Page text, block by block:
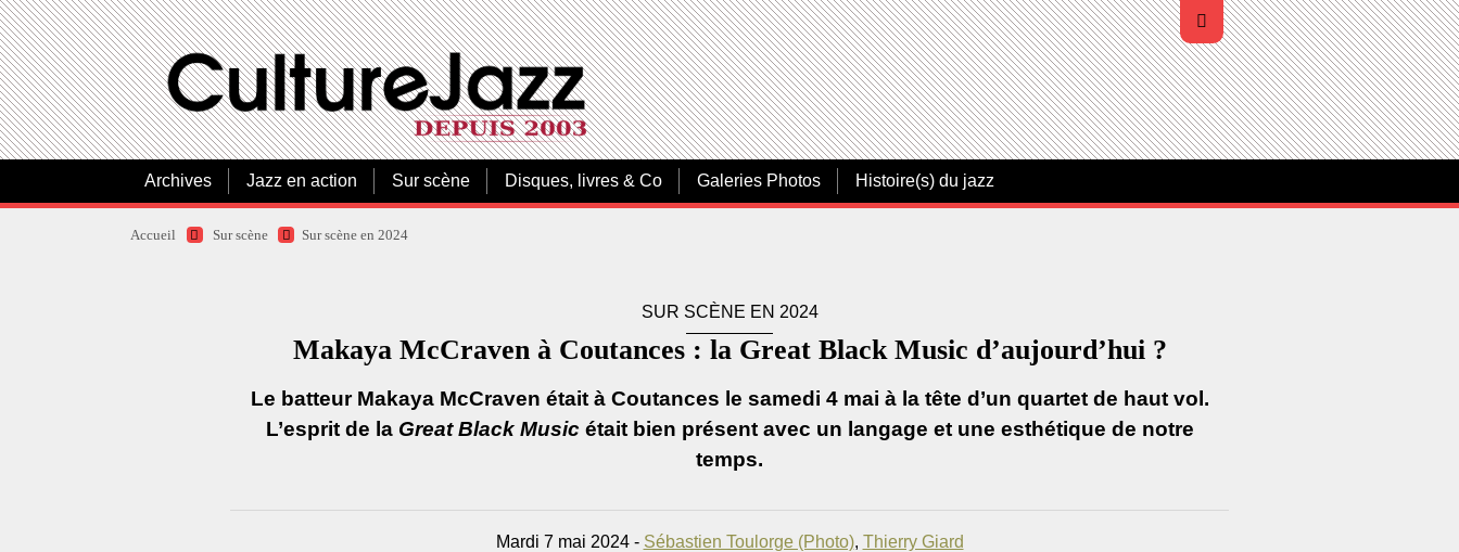
Archives Jazz en action Sur scène Disques, livres & Co Galeries Photos Histoire(s) du jazz
Accueil Sur scène Sur scène en 2024
SUR SCÈNE EN 2024
Makaya McCraven à Coutances : la Great Black Music d’aujourd’hui ?
Le batteur Makaya McCraven était à Coutances le samedi 4 mai à la tête d’un quartet de haut vol.
L’esprit de la Great Black Music était bien présent avec un langage et une esthétique de notre
temps.
Mardi 7 mai 2024 - Sébastien Toulorge (Photo), Thierry Giard